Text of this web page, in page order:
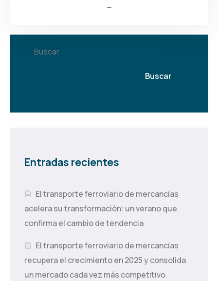
Buscar
Buscar
Entradas recientes
El transporte ferroviario de mercancías
acelera su transformación: un verano que
confirma el cambio de tendencia
El transporte ferroviario de mercancías
recupera el crecimiento en 2025 y consolida
un mercado cada vez más competitivo